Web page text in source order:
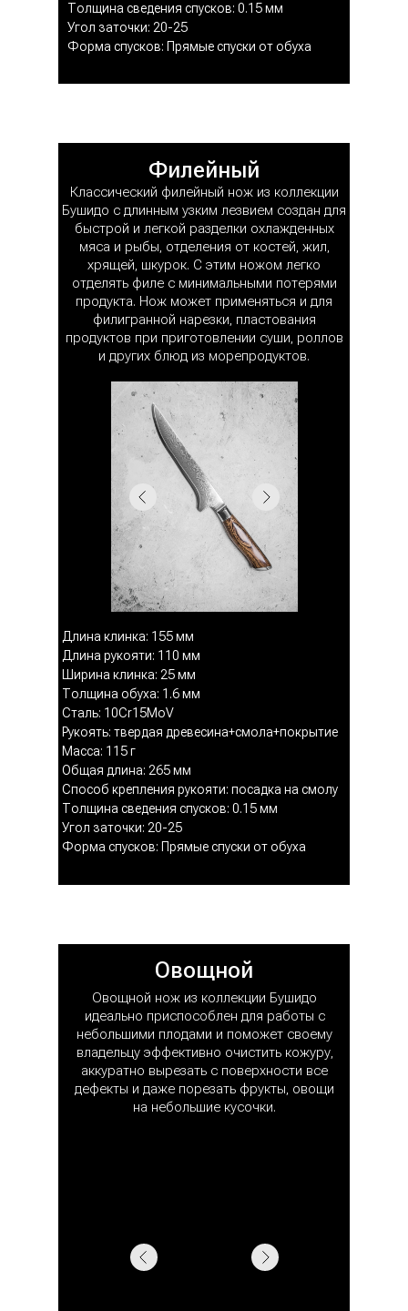
Толщина сведения спусков: 0.15 мм
Угол заточки: 20-25
Форма спусков: Прямые спуски от обуха
Филейный
Длина клинка: 155 мм
Длина рукояти: 110 мм
Ширина клинка: 25 мм
Толщина обуха: 1.6 мм
Сталь: 10Cr15MoV
Рукоять: твердая древесина+смола+покрытие
Масса: 115 г
Общая длина: 265 мм
Способ крепления рукояти: посадка на смолу
Толщина сведения спусков: 0.15 мм
Угол заточки: 20-25
Форма спусков: Прямые спуски от обуха
Классический филейный нож из коллекции
Бушидо с длинным узким лезвием создан для
быстрой и легкой разделки охлажденных
мяса и рыбы, отделения от костей, жил,
хрящей, шкурок. С этим ножом легко
отделять филе с минимальными потерями
продукта. Нож может применяться и для
филигранной нарезки, пластования
продуктов при приготовлении суши, роллов
и других блюд из морепродуктов.
Овощной
Овощной нож из коллекции Бушидо
идеально приспособлен для работы с
небольшими плодами и поможет своему
владельцу эффективно очистить кожуру,
аккуратно вырезать с поверхности все
дефекты и даже порезать фрукты, овощи
на небольшие кусочки.